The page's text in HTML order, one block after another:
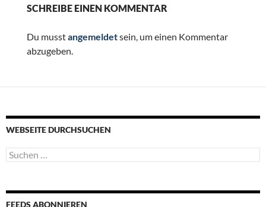
SCHREIBE EINEN KOMMENTAR
Du musstangemeldetsein, um einen Kommentar
abzugeben.
WEBSEITE DURCHSUCHEN
Suchen
nach:
FEEDS ABONNIEREN